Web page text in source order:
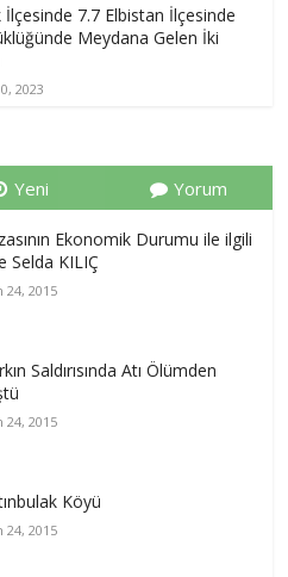
İlçesinde 7.7 Elbistan İlçesinde
Meydana Gelen İki
2023
Yeni Yorum
Ekonomik Durumu ile ilgili
Selda KILIÇ
24, 2015
Saldırısında Atı Ölümden
24, 2015
Köyü
24, 2015